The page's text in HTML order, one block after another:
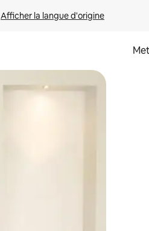
Afficher la langue d'origine